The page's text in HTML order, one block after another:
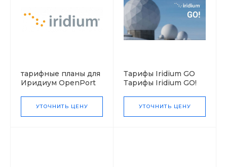
тарифные планы для
Иридиум OpenPort
УТОЧНИТЬ ЦЕНУ
Тарифы Iridium GO
Тарифы Iridium GO!
УТОЧНИТЬ ЦЕНУ